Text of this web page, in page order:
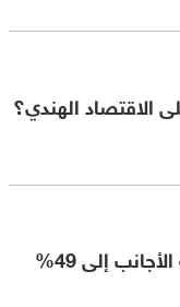
الاقتصاد الهندي؟
الهند تدرس رفع ملكية الأجانب إلى 49%